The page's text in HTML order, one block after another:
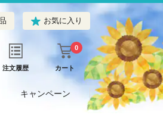
お気に入り
注文履歴 カート
0
キャンペーン